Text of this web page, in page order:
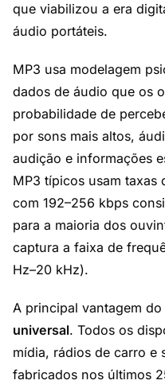
que viabilizou a era
áudio portáteis.
MP3 usa modelagem
dados de áudio que os
probabilidade de
por sons mais altos,
audição e informações
MP3 típicos usam taxas
com 192–256 kbps
para a maioria dos
captura a faixa de
Hz–20 kHz).
A principal vantagem do
universal. Todos os
mídia, rádios de carro e
fabricados nos últimos